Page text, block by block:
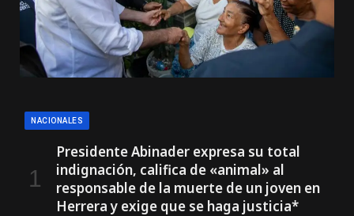
NACIONALES
Presidente Abinader expresa su total
indignación, califica de «animal» al
responsable de la muerte de un joven en
Herrera y exige que se haga justicia*